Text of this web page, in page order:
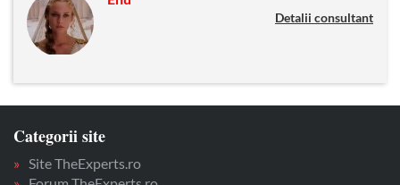
Detalii consultant
Categorii site
Site TheExperts.ro